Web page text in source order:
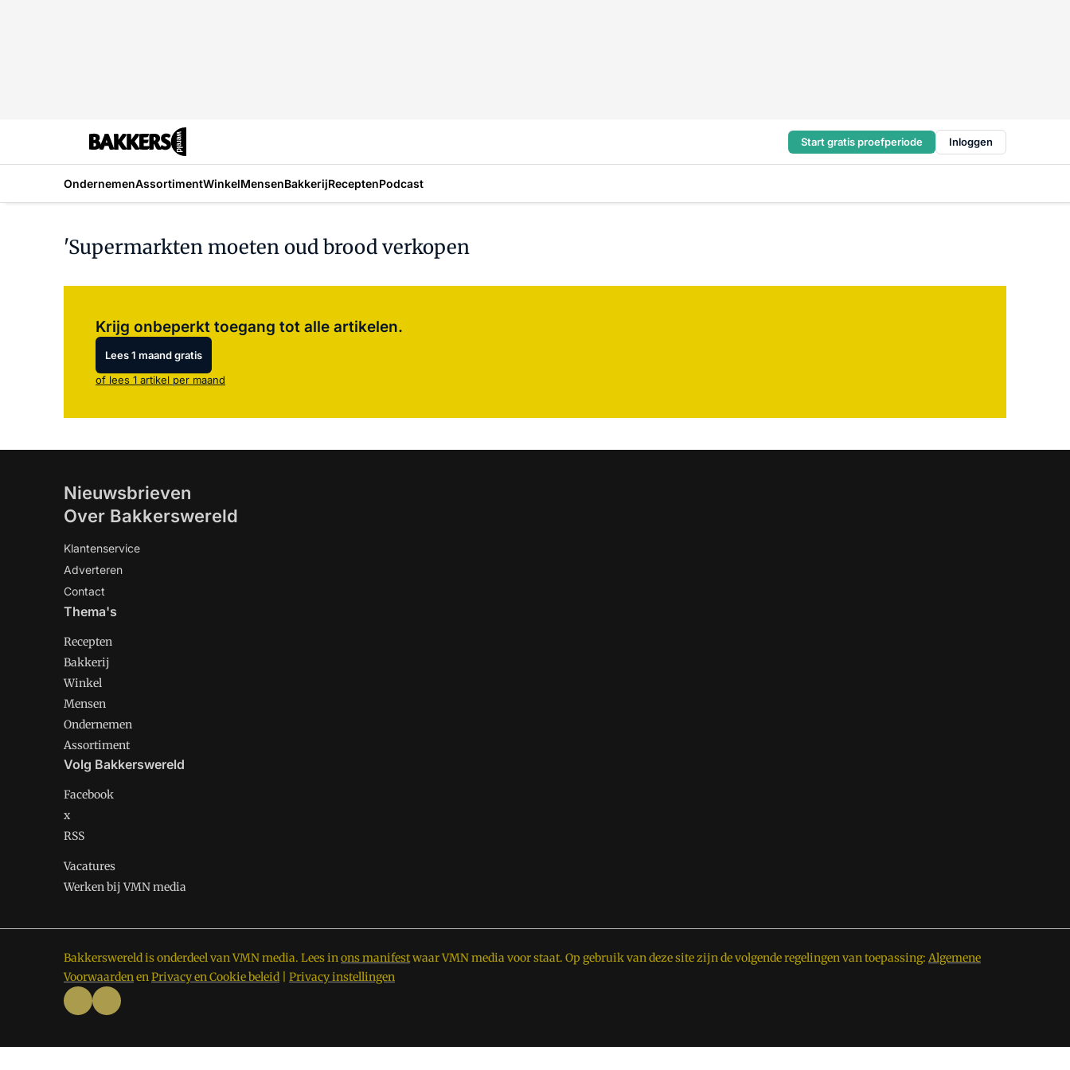
Start gratis proefperiode Inloggen
OndernemenAssortimentWinkelMensenBakkerijReceptenPodcast
'Supermarkten moeten oud brood verkopen
Krijg onbeperkt toegang tot alle artikelen.
Lees 1 maand gratis
of lees 1 artikel per maand
Nieuwsbrieven
Over Bakkerswereld
Klantenservice
Adverteren
Contact
Thema's
Recepten
Bakkerij
Winkel
Mensen
Ondernemen
Assortiment
Volg Bakkerswereld
Facebook
x
RSS
Vacatures
Werken bij VMN media
Bakkerswereld is onderdeel van VMN media. Lees inons manifestwaar VMN media voor staat. Op gebruik van deze site zijn de volgende regelingen van toepassing: Algemene
VoorwaardenenPrivacy en Cookie beleid Privacy instellingen